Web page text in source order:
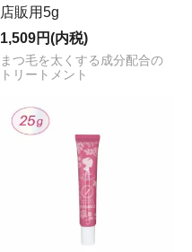
店販用5g
1,509円(内税)
まつ毛を太くする成分配合の
トリートメント